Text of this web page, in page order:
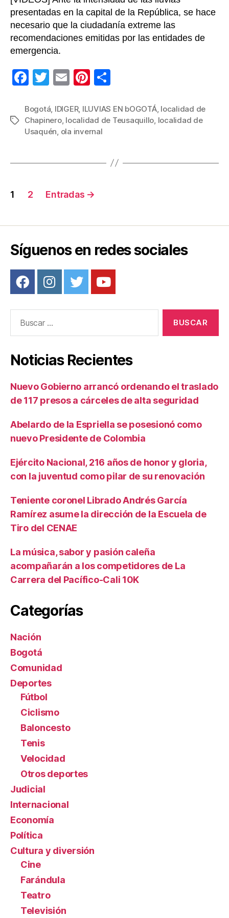
presentadas en la capital de la República, se hace
necesario que la ciudadanía extreme las
recomendaciones emitidas por las entidades de
emergencia.
F
c
e
o
k
T
tt
er
E
ail
Pi
er
e
m
p
tir
Etiquetas
Bogotá, IDIGER, lLUVIAS EN bOGOTÁ, localidad de
Chapinero, localidad de Teusaquillo, localidad de
Usaquén, ola invernal
Navegación
entradas
1 2 Entradas →
Síguenos en redes sociales
Noticias Recientes
Nuevo Gobierno arrancó ordenando el traslado
de 117 presos a cárceles de alta seguridad
Abelardo de la Espriella se posesionó como
nuevo Presidente de Colombia
Ejército Nacional, 216 años de honor y gloria,
con la juventud como pilar de su renovación
Teniente coronel Librado Andrés García
Ramírez asume la dirección de la Escuela de
Tiro del CENAE
La música, sabor y pasión caleña
acompañarán a los competidores de La
Carrera del Pacífico-Cali 10K
Categorías
Nación
Bogotá
Comunidad
Deportes
Fútbol
Ciclismo
Baloncesto
Tenis
Velocidad
Otros deportes
Judicial
Internacional
Economía
Política
Cultura y diversión
Cine
Farándula
Teatro
Televisión